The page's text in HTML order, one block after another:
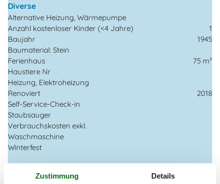
Diverse
Alternative Heizung, Wärmepumpe
Anzahl kostenloser Kinder (<4 Jahre)
1
Baujahr
1945
Baumaterial: Stein
Ferienhaus
75 m²
Haustiere Nr
Heizung, Elektroheizung
Renoviert
2018
Self-Service-Check-in
Staubsauger
Verbrauchskosten exkl.
Waschmaschine
Winterfest
GartenmöbelZustimmung Details